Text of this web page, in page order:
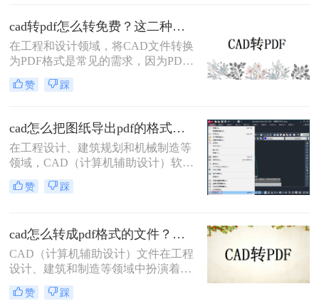
作伙伴交流的理想选择。那么cad转换
pdf怎么转换呢？本文将介绍两种将
CAD文件转换为PDF的高效方法。
cad转pdf怎么转免费？这二种转换方法帮你解决！
在工程和设计领域，将CAD文件转换
为PDF格式是常见的需求，因为PDF
格式便于查看、分享和打印。那么cad
转pdf怎么转免费呢？本文将介绍两种
松完成CAD转PDF的任务。
赞 踩
cad怎么把图纸导出pdf的格式？选择最适合你的高效方法！
在工程设计、建筑规划和机械制造等
领域，CAD（计算机辅助设计）软件
是不可或缺的工具。然而，CAD源文
件（如DWG）的查看和传播严重依
CAD图纸导出为通用的PDF格式成为
了标准流程。PDF文件能完美保留图
纸的矢量信息、图层、比例和布局，
开。那么cad怎么把图纸导出pdf的格
赞 踩
cad怎么转成pdf格式的文件？分享二种实用转换方法！
CAD（计算机辅助设计）文件在工程
设计、建筑和制造等领域中扮演着至
关重要的角色。然而，有时需要将
CAD文件转换为PDF格式以便于共
赞 踩